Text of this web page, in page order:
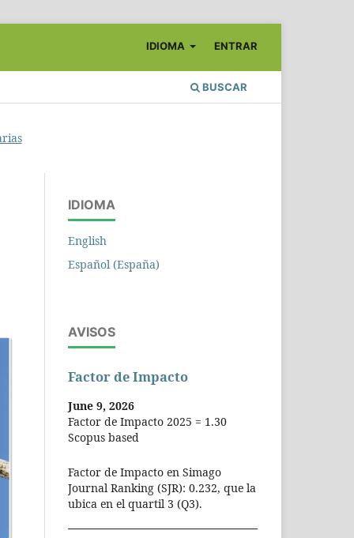
BUSCAR
IDIOMA ENTRAR
IDIOMA
English
Español (España)
AVISOS
Factor de Impacto
June 9, 2026
Factor de Impacto 2025 = 1.30
Scopus based
Factor de Impacto en Simago
Journal Ranking (SJR): 0.232, que la
ubica en el quartil 3 (Q3).